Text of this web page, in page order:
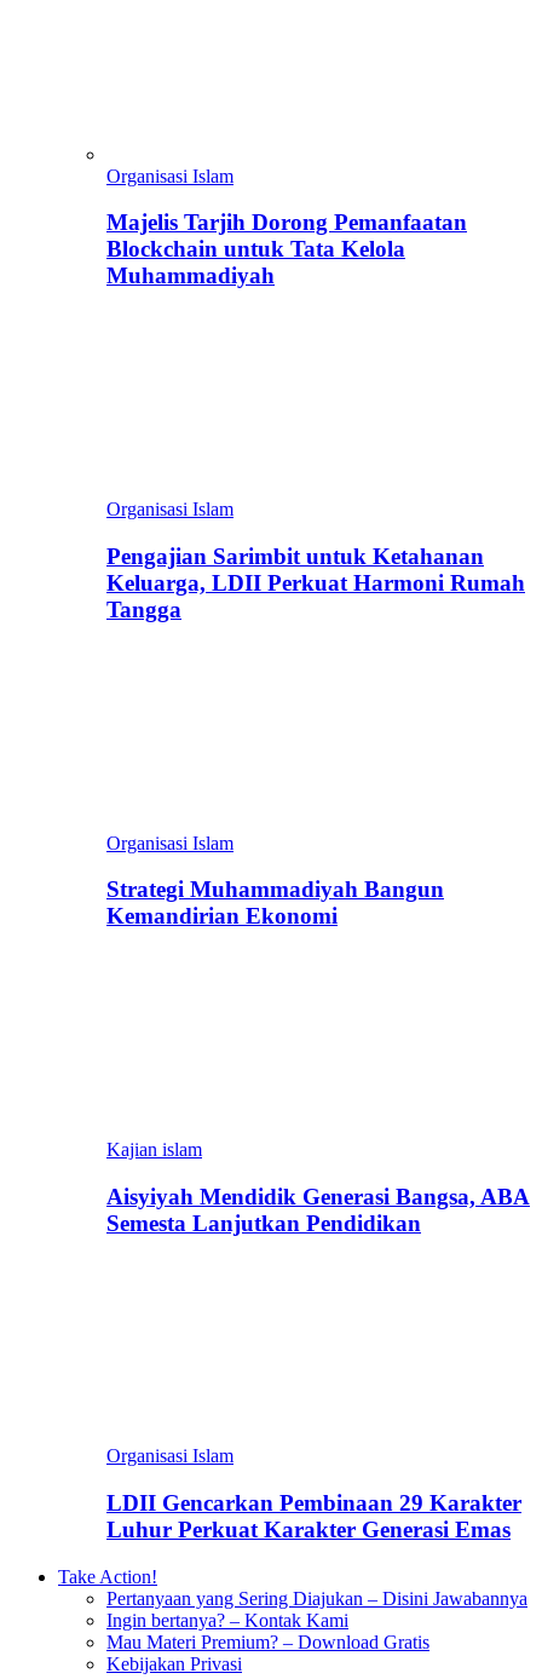
Organisasi Islam
Majelis Tarjih Dorong Pemanfaatan
Blockchain untuk Tata Kelola
Muhammadiyah
Organisasi Islam
Pengajian Sarimbit untuk Ketahanan
Keluarga, LDII Perkuat Harmoni Rumah
Tangga
Organisasi Islam
Strategi Muhammadiyah Bangun
Kemandirian Ekonomi
Kajian islam
Aisyiyah Mendidik Generasi Bangsa, ABA
Semesta Lanjutkan Pendidikan
Organisasi Islam
LDII Gencarkan Pembinaan 29 Karakter
Luhur Perkuat Karakter Generasi Emas
Take Action!
Pertanyaan yang Sering Diajukan – Disini Jawabannya
Ingin bertanya? – Kontak Kami
Mau Materi Premium? – Download Gratis
Kebijakan Privasi